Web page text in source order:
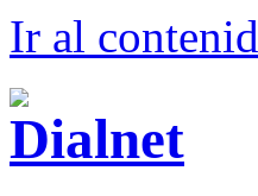
Ir al contenid